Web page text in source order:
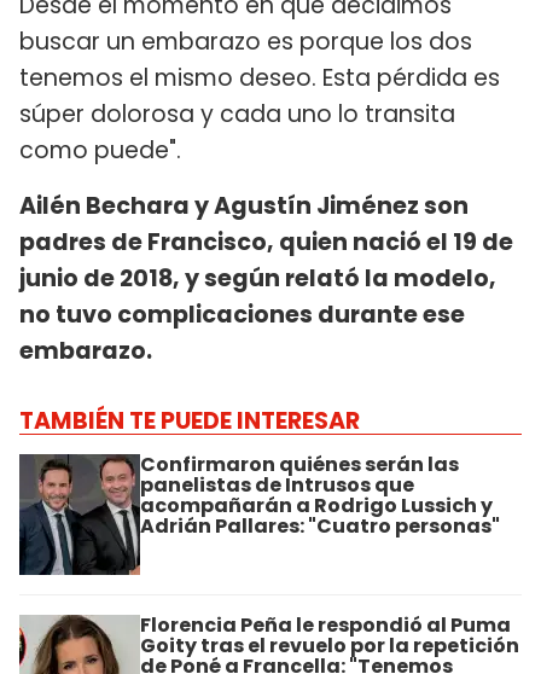
buscar un embarazo es porque los dos
tenemos el mismo deseo. Esta pérdida es
súper dolorosa y cada uno lo transita
como puede".
Ailén Bechara y Agustín Jiménez son
padres de Francisco, quien nació el 19 de
junio de 2018, y según relató la modelo,
no tuvo complicaciones durante ese
embarazo.
TAMBIÉN TE PUEDE INTERESAR
Confirmaron quiénes serán las
panelistas de Intrusos que
acompañarán a Rodrigo Lussich y
Adrián Pallares: "Cuatro personas"
Florencia Peña le respondió al Puma
Goity tras el revuelo por la repetición
de Poné a Francella: "Tenemos